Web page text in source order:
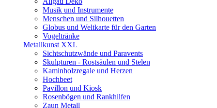
Musik und Instrumente
Menschen und Silhouetten
Globus und Weltkarte für den Garten
Vogeltränke
Metallkunst XXL
Sichtschutzwände und Paravents
Skulpturen - Rostsäulen und Stelen
Kaminholzregale und Herzen
Hochbeet
Pavillon und Kiosk
Rosenbögen und Rankhilfen
Zaun Metall